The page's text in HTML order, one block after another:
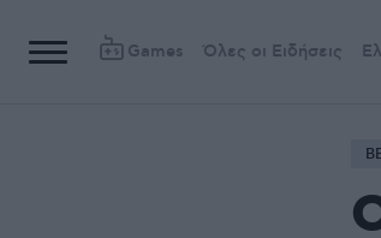
Games Όλες οι Ειδήσεις